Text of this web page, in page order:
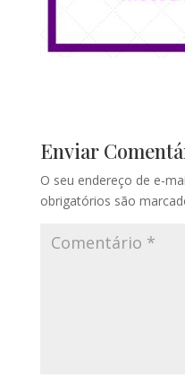
Enviar
O seu endereço de e-
obrigatórios são